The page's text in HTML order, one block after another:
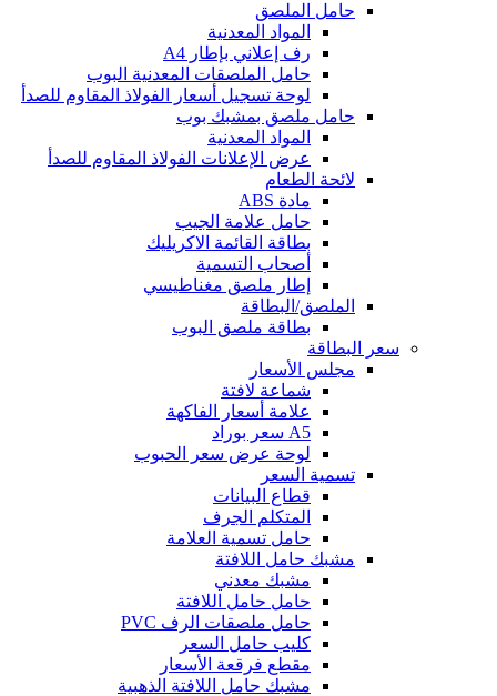
حامل الملصق
المواد المعدنية
رف إعلاني بإطار A4
حامل الملصقات المعدنية البوب
لوحة تسجيل أسعار الفولاذ المقاوم للصدأ
حامل ملصق بمشبك بوب
المواد المعدنية
عرض الإعلانات الفولاذ المقاوم للصدأ
لائحة الطعام
مادة ABS
حامل علامة الجيب
بطاقة القائمة الاكريليك
أصحاب التسمية
إطار ملصق مغناطيسي
الملصق/البطاقة
بطاقة ملصق البوب
سعر البطاقة
مجلس الأسعار
شماعة لافتة
علامة أسعار الفاكهة
A5 سعر بوراد
لوحة عرض سعر الحبوب
تسمية السعر
قطاع البيانات
المتكلم الجرف
حامل تسمية العلامة
مشبك حامل اللافتة
مشبك معدني
حامل حامل اللافتة
حامل ملصقات الرف PVC
كليب حامل السعر
مقطع فرقعة الأسعار
مشبك حامل اللافتة الذهبية